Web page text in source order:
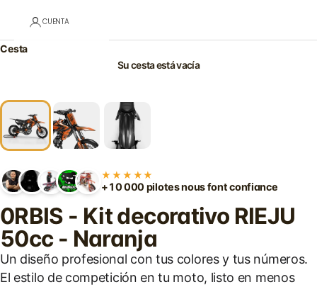
CUENTA
Cesta
Su cesta está vacía
★★★★★
+10 000 pilotes nous font confiance
0RBIS - Kit decorativo RIEJU
50cc - Naranja
Un diseño profesional con tus colores y tus números.
El estilo de competición en tu moto, listo en menos